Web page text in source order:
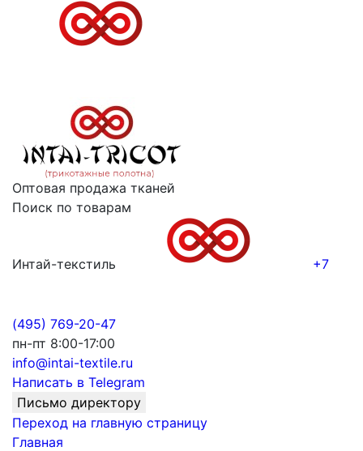
Оптовая продажа тканей
Поиск по товарам
Интай-текстиль +7
(495) 769-20-47
пн-пт 8:00-17:00
info@intai-textile.ru
Написать в Telegram
Письмо директору
Переход на главную страницу
Главная